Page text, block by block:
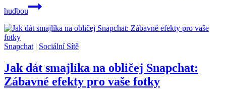
hudbou
Snapchat| Sociální Sítě
Jak dát smajlíka na obličej Snapchat:
Zábavné efekty pro vaše fotky